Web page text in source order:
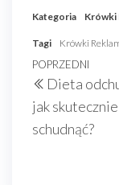
Kategoria Krówki
Tagi Krówki
wpisu
Poprzedni
wpis
POPRZEDNI
Dieta
jak
schudnąć?